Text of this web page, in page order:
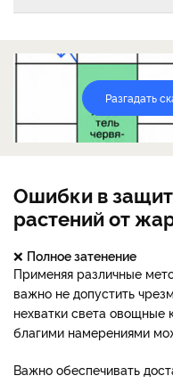
Разгадать
Ошибки в
растений от
❌ Полное затенение
Применяя различные
важно не допустить
нехватки света овощные
благими намерениями
Важно обеспечивать